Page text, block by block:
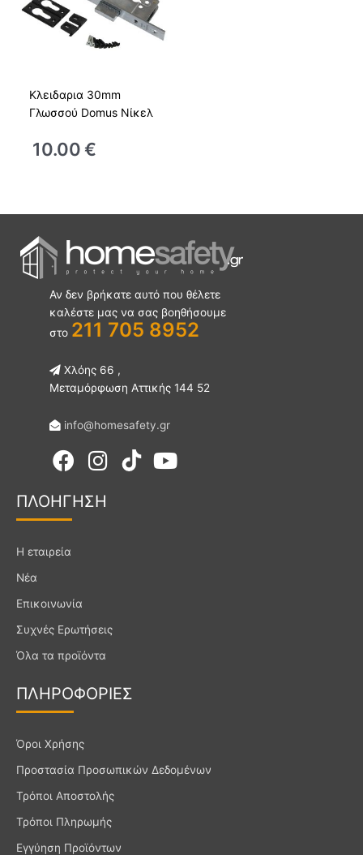
Κλειδαρια 30mm
Γλωσσού Domus Νίκελ
10.00 €
Αν δεν βρήκατε αυτό που θέλετε
καλέστε μας να σας βοηθήσουμε
στο 211 705 8952
Χλόης 66 ,
Μεταμόρφωση Αττικής 144 52
info@homesafety.gr
F
a
c
e
o
k
I
n
a
m
ΠΛΟΗΓΗΣΗ
Η εταιρεία
Νέα
Επικοινωνία
Συχνές Ερωτήσεις
Όλα τα προϊόντα
ΠΛΗΡΟΦΟΡΙΕΣ
Όροι Χρήσης
Προστασία Προσωπικών Δεδομένων
Τρόποι Αποστολής
Τρόποι Πληρωμής
Εγγύηση Προϊόντων